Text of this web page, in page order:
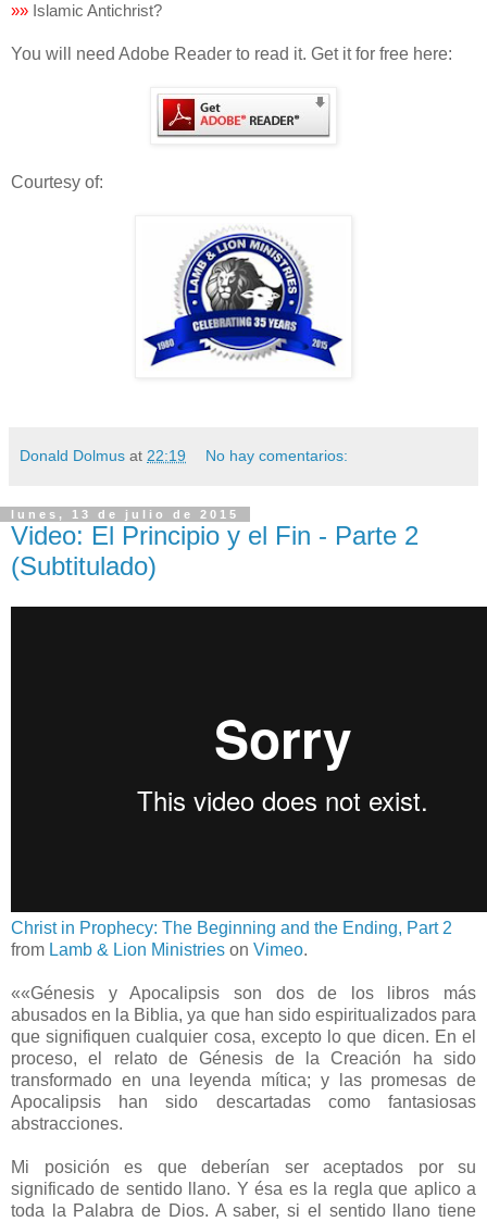
»» Islamic Antichrist?
You will need Adobe Reader to read it. Get it for free here:
Courtesy of:
Donald Dolmus at 22:19 No hay comentarios:
lunes, 13 de julio de 2015
Video: El Principio y el Fin - Parte 2
(Subtitulado)
Christ in Prophecy: The Beginning and the Ending, Part 2
from Lamb & Lion Ministries on Vimeo.
««Génesis y Apocalipsis son dos de los libros más
abusados en la Biblia, ya que han sido espiritualizados para
que signifiquen cualquier cosa, excepto lo que dicen. En el
proceso, el relato de Génesis de la Creación ha sido
transformado en una leyenda mítica; y las promesas de
Apocalipsis han sido descartadas como fantasiosas
abstracciones.
Mi posición es que deberían ser aceptados por su
significado de sentido llano. Y ésa es la regla que aplico a
toda la Palabra de Dios. A saber, si el sentido llano tiene